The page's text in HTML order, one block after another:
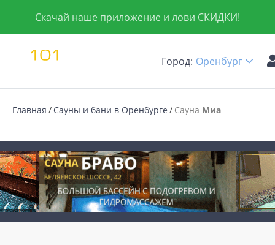
Скачай наше приложение и лови СКИДКИ!
Город: Оренбург
Главная Сауны и бани в Оренбурге Сауна Миа